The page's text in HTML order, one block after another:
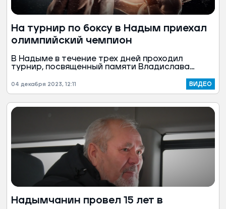
На турнир по боксу в Надым приехал
олимпийский чемпион
В Надыме в течение трех дней проходил
турнир, посвященный памяти Владислава
развития города. Каждый раз организаторы
04 декабря 2023, 12:11 ВИДЕО
Надымчанин провел 15 лет в